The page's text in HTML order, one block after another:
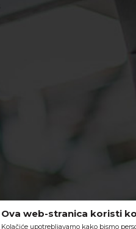
Ova web-stranica koristi
Kolačiće upotrebljavamo kako bismo